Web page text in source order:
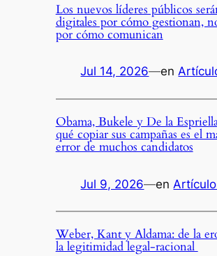
Los nuevos líderes públicos
digitales por cómo gestionan,
por cómo comunican
Jul 14, 2026—en
Obama, Bukele y De la
qué copiar sus campañas es el
error de muchos candidatos
Jul 9, 2026—en
Weber, Kant y Aldama: de la
la legitimidad legal-racional